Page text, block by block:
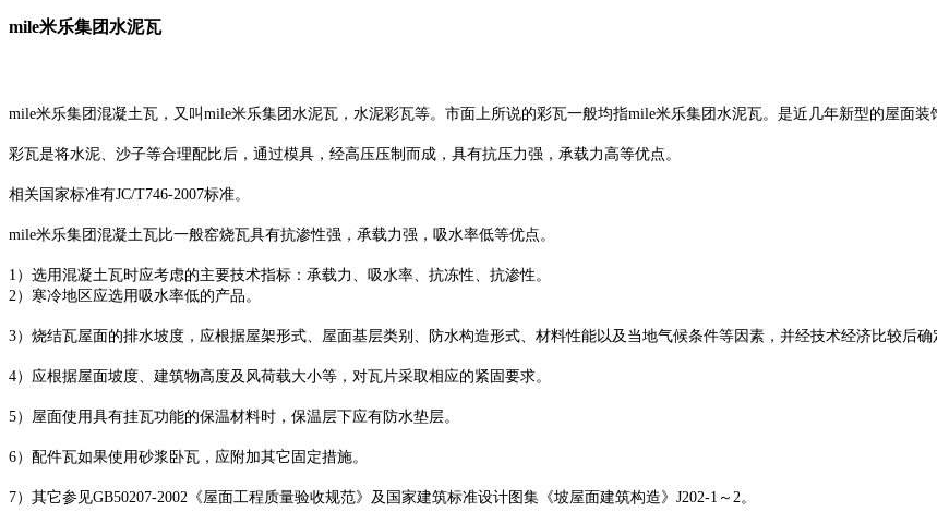
mile米乐集团水泥瓦
mile米乐集团混凝土瓦，又叫mile米乐集团水泥瓦，水泥彩瓦等。市面上所说的彩瓦一般均指mile米乐集团水泥瓦。是近几年新型的屋面装
彩瓦是将水泥、沙子等合理配比后，通过模具，经高压压制而成，具有抗压力强，承载力高等优点。
相关国家标准有JC/T746-2007标准。
mile米乐集团混凝土瓦比一般窑烧瓦具有抗渗性强，承载力强，吸水率低等优点。
1）选用混凝土瓦时应考虑的主要技术指标：承载力、吸水率、抗冻性、抗渗性。
2）寒冷地区应选用吸水率低的产品。
3）烧结瓦屋面的排水坡度，应根据屋架形式、屋面基层类别、防水构造形式、材料性能以及当地气候条件等因素，并经技术经济比较后确
4）应根据屋面坡度、建筑物高度及风荷载大小等，对瓦片采取相应的紧固要求。
5）屋面使用具有挂瓦功能的保温材料时，保温层下应有防水垫层。
6）配件瓦如果使用砂浆卧瓦，应附加其它固定措施。
7）其它参见GB50207-2002《屋面工程质量验收规范》及国家建筑标准设计图集《坡屋面建筑构造》J202-1～2。